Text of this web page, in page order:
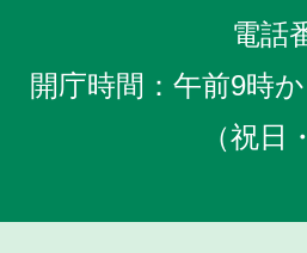
電話
開庁時間：午前9時
（祝